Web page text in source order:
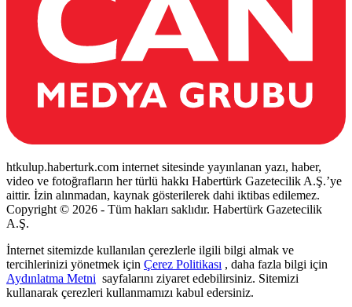
htkulup.haberturk.com internet sitesinde yayınlanan yazı, haber,
video ve fotoğrafların her türlü hakkı Habertürk Gazetecilik A.Ş.’ye
aittir. İzin alınmadan, kaynak gösterilerek dahi iktibas edilemez.
Copyright © 2026 - Tüm hakları saklıdır. Habertürk Gazetecilik
A.Ş.
İnternet sitemizde kullanılan çerezlerle ilgili bilgi almak ve
tercihlerinizi yönetmek için Çerez Politikası , daha fazla bilgi için
Aydınlatma Metni sayfalarını ziyaret edebilirsiniz. Sitemizi
kullanarak çerezleri kullanmamızı kabul edersiniz.